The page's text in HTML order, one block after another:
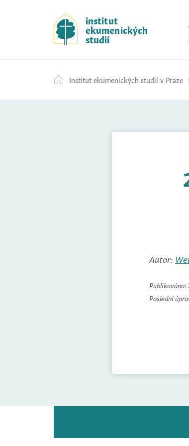
k
i
p
t
c
o
institut
ekumenických
studií
Institut ekumenických studií v Praze
Autor:
Publikováno:
Poslední